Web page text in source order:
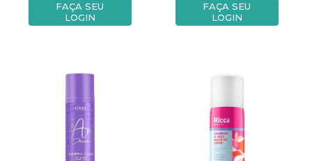
FAÇA SEU
LOGIN
FAÇA SEU
LOGIN